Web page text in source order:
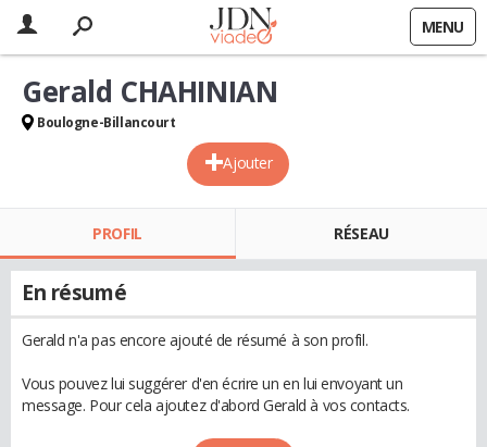
MENU
Ajouter
Gerald CHAHINIAN
Boulogne-Billancourt
PROFIL RÉSEAU
En résumé
Gerald n'a pas encore ajouté de résumé à son profil.
Vous pouvez lui suggérer d'en écrire un en lui envoyant un
message. Pour cela ajoutez d'abord Gerald à vos contacts.